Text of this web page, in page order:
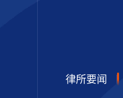
律所要闻